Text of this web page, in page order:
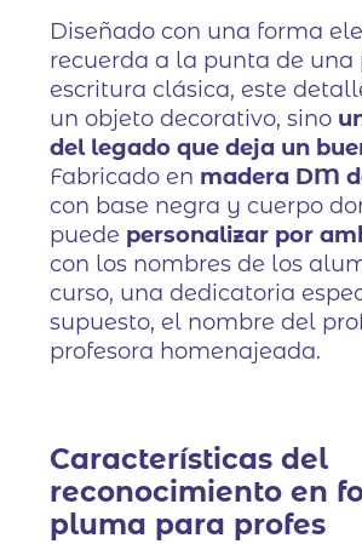
Diseñado con una forma
recuerda a la punta de una
escritura clásica, este
un objeto decorativo, sino
del legado que deja un
Fabricado en madera DM
con base negra y cuerpo
puede personalizar por
con los nombres de los
curso, una dedicatoria
supuesto, el nombre del
profesora homenajeada.
Características del
reconocimiento en
pluma para profes